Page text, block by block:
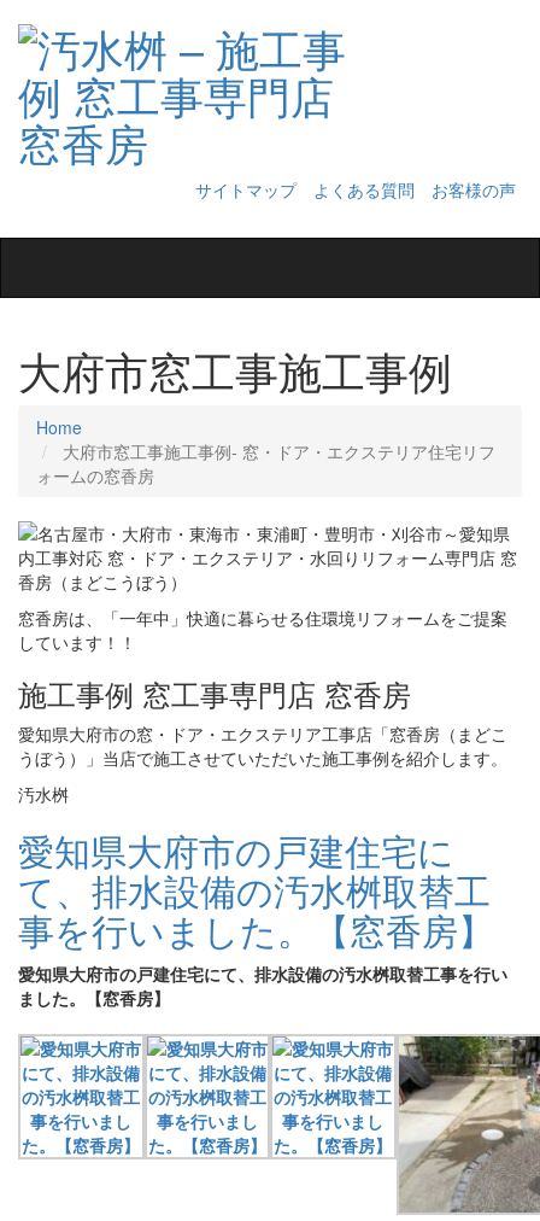
サイトマップ よくある質問
お客様の声
navigation
大府市窓工事施工事例
Home
大府市窓工事施工事例‐ 窓・ドア・エクステリア住宅リフ
ォームの窓香房
窓香房は、「一年中」快適に暮らせる住環境リフォームをご提案
しています！！
施工事例 窓工事専門店 窓香房
愛知県大府市の窓・ドア・エクステリア工事店「窓香房（まどこ
うぼう）」当店で施工させていただいた施工事例を紹介します。
汚水桝
愛知県大府市の戸建住宅に
て、排水設備の汚水桝取替工
事を行いました。【窓香房】
愛知県大府市の戸建住宅にて、排水設備の汚水桝取替工事を行い
ました。【窓香房】